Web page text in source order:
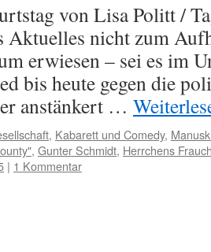
von Lisa Politt /
Aktuelles nicht zum
erwiesen – sei es im
bis heute gegen die
anstänkert …
, Kabarett und Comedy,
, Gunter Schmidt, Herrchens
| 1 Kommentar